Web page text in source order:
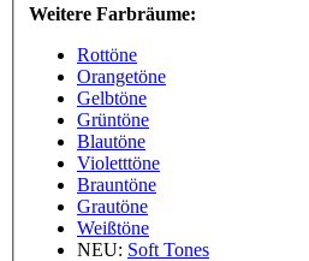
Weitere Farbräume:
Rottöne
Orangetöne
Gelbtöne
Grüntöne
Blautöne
Violetttöne
Brauntöne
Grautöne
Weißtöne
NEU: Soft Tones